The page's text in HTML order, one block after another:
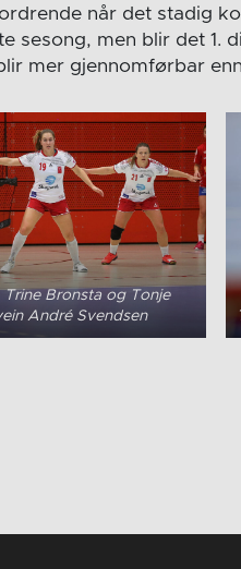
når det stadig
sesong, men blir det 1.
mer gjennomførbar
Trine Bronsta og Tonje
André Svendsen